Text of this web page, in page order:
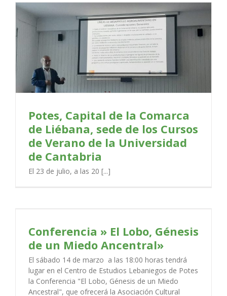
Potes, Capital de la Comarca
de Liébana, sede de los Cursos
de Verano de la Universidad
de Cantabria
El 23 de julio, a las 20 [...]
Conferencia » El Lobo, Génesis
de un Miedo Ancentral»
El sábado 14 de marzo a las 18:00 horas tendrá
lugar en el Centro de Estudios Lebaniegos de Potes
la Conferencia "El Lobo, Génesis de un Miedo
Ancestral", que ofrecerá la Asociación Cultural